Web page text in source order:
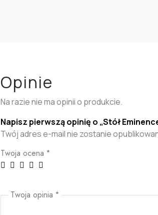
Opinie
Na razie nie ma opinii o produkcie.
Napisz pierwszą opinię o „Stół
Twój adres e-mail nie zostanie
Twoja ocena *
Twoja opinia *